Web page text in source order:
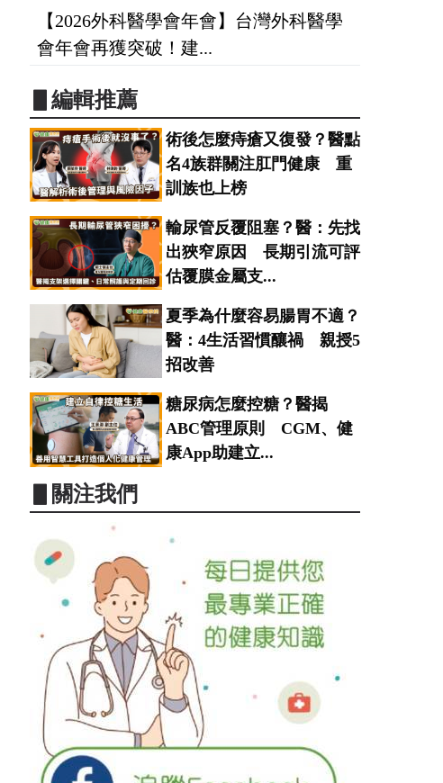
【2026外科醫學會年會】台灣外科醫學
會年會再獲突破！建...
▋編輯推薦
術後怎麼痔瘡又復發？醫點
名4族群關注肛門健康 重
訓族也上榜
輸尿管反覆阻塞？醫：先找
出狹窄原因 長期引流可評
估覆膜金屬支...
夏季為什麼容易腸胃不適？
醫：4生活習慣釀禍 親授5
招改善
糖尿病怎麼控糖？醫揭
ABC管理原則 CGM、健
康App助建立...
▋關注我們